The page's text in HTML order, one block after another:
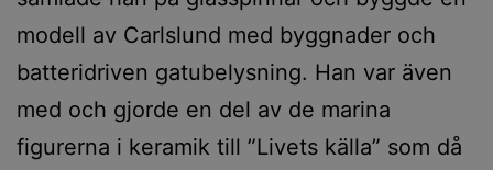
modell av Carlslund med byggnader och
batteridriven gatubelysning. Han var även
med och gjorde en del av de marina
figurerna i keramik till ”Livets källa” som då